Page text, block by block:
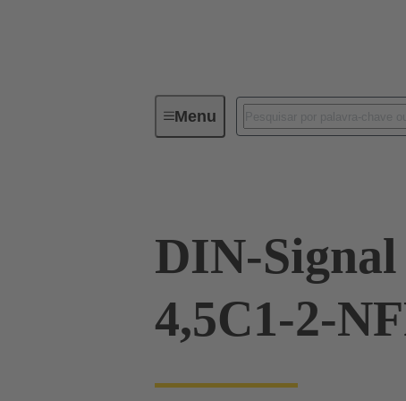
MenuDevice connectivity
DIN-Signal
4,5C1-2-